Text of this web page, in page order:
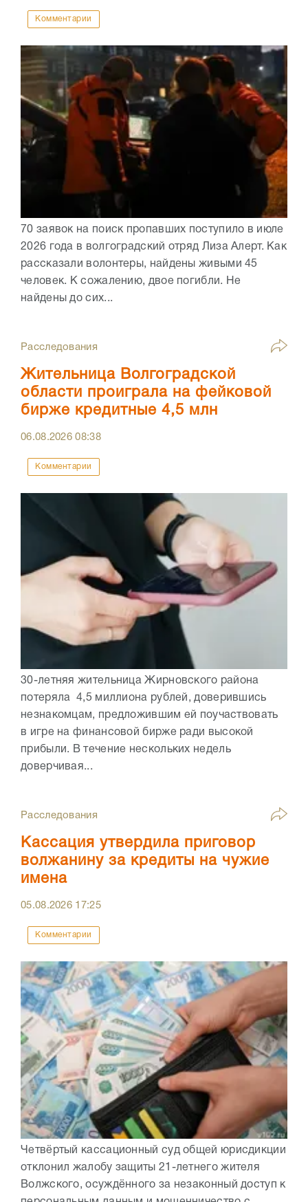
Комментарии
70 заявок на поиск пропавших поступило в июле
2026 года в волгоградский отряд Лиза Алерт. Как
рассказали волонтеры, найдены живыми 45
человек. К сожалению, двое погибли. Не
найдены до сих...
Расследования
Жительница Волгоградской
области проиграла на фейковой
бирже кредитные 4,5 млн
06.08.202608:38
Комментарии
30-летняя жительница Жирновского района
потеряла 4,5 миллиона рублей, доверившись
незнакомцам, предложившим ей поучаствовать
в игре на финансовой бирже ради высокой
прибыли. В течение нескольких недель
доверчивая...
Расследования
Кассация утвердила приговор
волжанину за кредиты на чужие
имена
05.08.2026 17:25
Комментарии
Четвёртый кассационный суд общей юрисдикции
отклонил жалобу защиты 21-летнего жителя
Волжского, осуждённого за незаконный доступ к